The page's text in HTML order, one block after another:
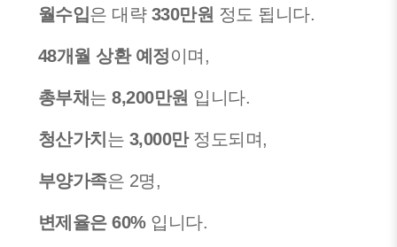
월수입은 대략 330만원 정도 됩니다.
48개월 상환 예정이며,
총부채는8,200만원 입니다.
청산가치는 3,000만 정도되며,
부양가족은 2명,
변제율은 60%입니다.